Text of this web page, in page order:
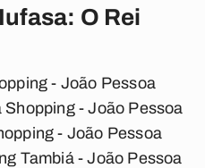
O Rei
- João Pessoa
- João Pessoa
- João Pessoa
Tambiá - João Pessoa